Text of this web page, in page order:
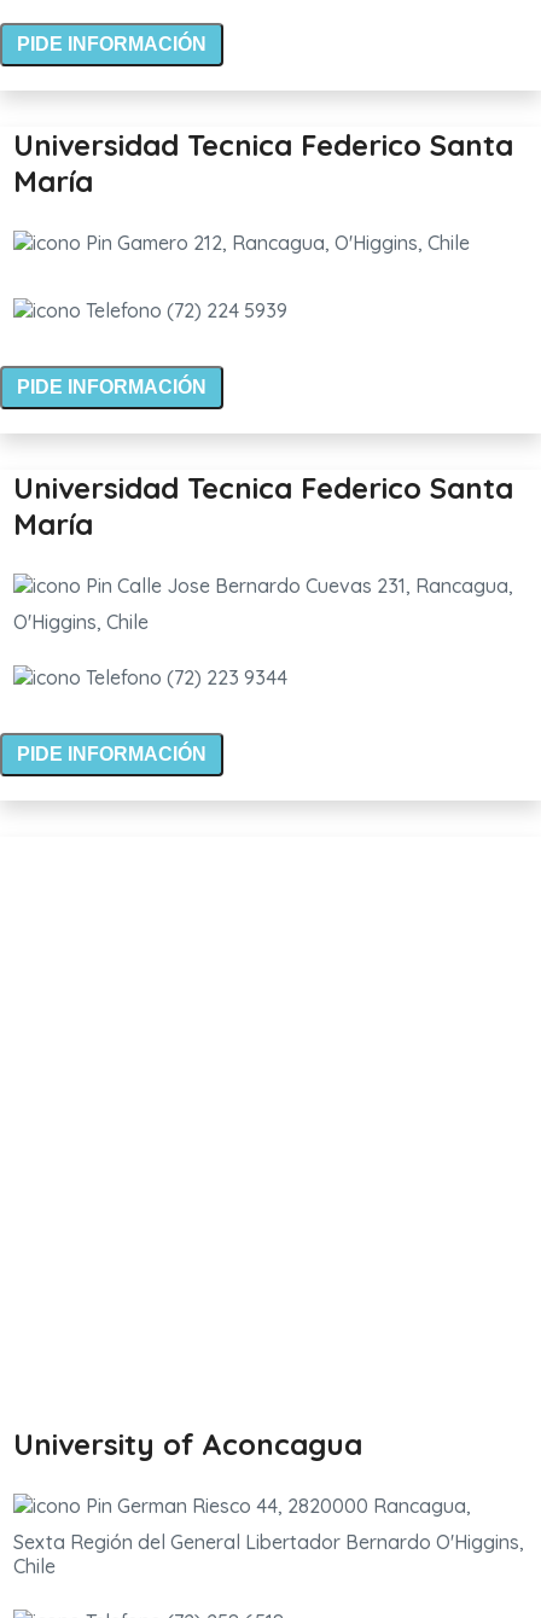
PIDE INFORMACIÓN
Universidad Tecnica Federico Santa
María
Gamero 212, Rancagua, O'Higgins, Chile
(72) 224 5939
PIDE INFORMACIÓN
Universidad Tecnica Federico Santa
María
Calle Jose Bernardo Cuevas 231, Rancagua,
O'Higgins, Chile
(72) 223 9344
PIDE INFORMACIÓN
University of Aconcagua
German Riesco 44, 2820000 Rancagua,
Sexta Región del General Libertador Bernardo O'Higgins,
Chile